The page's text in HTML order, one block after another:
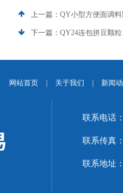
上一篇： QY小型方便面调
下一篇： QY24连包拼豆颗
网站首页 关于我们 新闻
联系电话
联系传真
联系地址